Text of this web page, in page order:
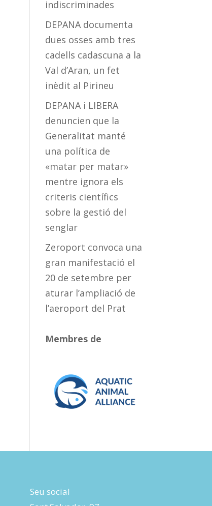
indiscriminades
DEPANA documenta
dues osses amb tres
cadells cadascuna a la
Val d’Aran, un fet
inèdit al Pirineu
DEPANA i LIBERA
denuncien que la
Generalitat manté
una política de
«matar per matar»
mentre ignora els
criteris científics
sobre la gestió del
senglar
Zeroport convoca una
gran manifestació el
20 de setembre per
aturar l’ampliació de
l’aeroport del Prat
Membres de
Seu social